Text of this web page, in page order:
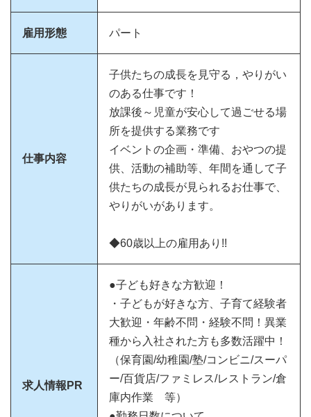
雇用形態 パート
仕事内容
子供たちの成長を見守る，やりがい
のある仕事です！
放課後～児童が安心して過ごせる場
所を提供する業務です
イベントの企画・準備、おやつの提
供、活動の補助等、年間を通して子
供たちの成長が見られるお仕事で、
やりがいがあります。
◆60歳以上の雇用あり!!
求人情報PR
●子ども好きな方歓迎！
・子どもが好きな方、子育て経験者
大歓迎・年齢不問・経験不問！異業
種から入社された方も多数活躍中！
（保育園/幼稚園/塾/コンビニ/スーパ
ー/百貨店/ファミレス/レストラン/倉
庫内作業 等）